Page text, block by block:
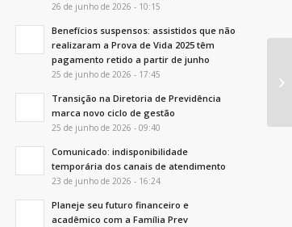
26 de junho de 2026 - 10:15
Benefícios suspensos: assistidos que não
realizaram a Prova de Vida 2025 têm
pagamento retido a partir de junho
25 de junho de 2026 - 17:45
Transição na Diretoria de Previdência
marca novo ciclo de gestão
25 de junho de 2026 - 09:40
Comunicado: indisponibilidade
temporária dos canais de atendimento
23 de junho de 2026 - 16:24
Planeje seu futuro financeiro e
acadêmico com a Família Prev